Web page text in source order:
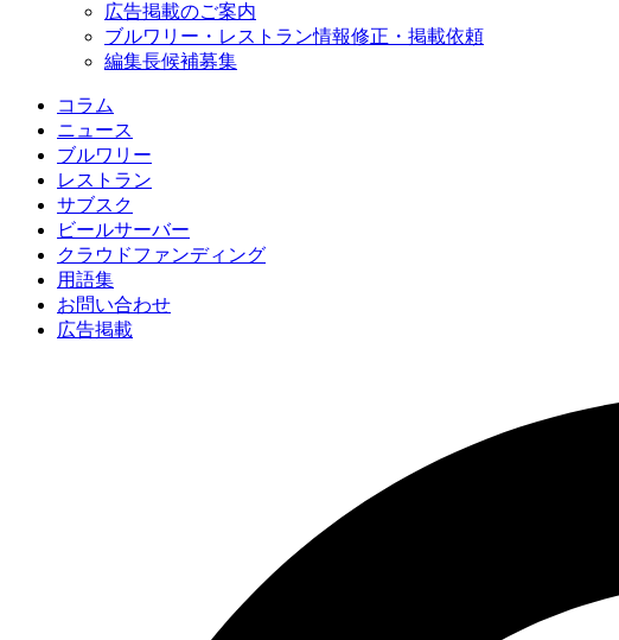
広告掲載のご案内
ブルワリー・レストラン情報修正・掲載依頼
編集長候補募集
コラム
ニュース
ブルワリー
レストラン
サブスク
ビールサーバー
クラウドファンディング
用語集
お問い合わせ
広告掲載